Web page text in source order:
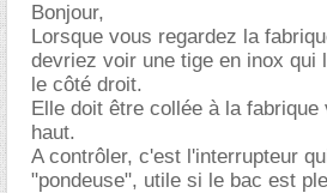
Bonjour,
Lorsque vous regardez la
devriez voir une tige en inox qui
le côté droit.
Elle doit être collée à la
haut.
A contrôler, c'est l'interrupteur
"pondeuse", utile si le bac est